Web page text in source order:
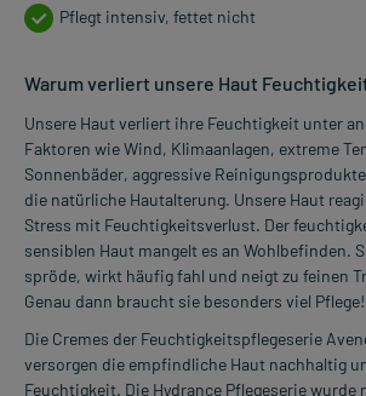
Pflegt intensiv, fettet nicht
Warum verliert unsere Haut
Unsere Haut verliert ihre Feuchtigkeit unter
Faktoren wie Wind, Klimaanlagen, extreme
Sonnenbäder, aggressive
die natürliche Hautalterung. Unsere Haut
Stress mit Feuchtigkeitsverlust. Der
sensiblen Haut mangelt es an Wohlbefinden.
spröde, wirkt häufig fahl und neigt zu feinen
Genau dann braucht sie besonders viel Pflege!
Die Cremes der Feuchtigkeitspflegeserie
versorgen die empfindliche Haut nachhaltig
Feuchtigkeit. Die Hydrance Pflegeserie wurde